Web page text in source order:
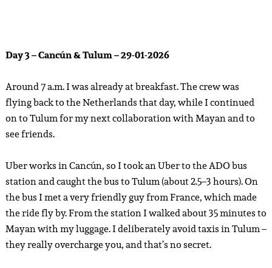
Day 3 – Cancún & Tulum – 29-01-2026
Around 7 a.m. I was already at breakfast. The crew was
flying back to the Netherlands that day, while I continued
on to Tulum for my next collaboration with Mayan and to
see friends.
Uber works in Cancún, so I took an Uber to the ADO bus
station and caught the bus to Tulum (about 2.5–3 hours). On
the bus I met a very friendly guy from France, which made
the ride fly by. From the station I walked about 35 minutes to
Mayan with my luggage. I deliberately avoid taxis in Tulum –
they really overcharge you, and that’s no secret.